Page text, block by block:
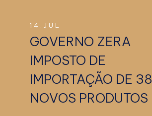
14.JUL
GOVERNO ZERA
IMPOSTO DE
IMPORTAÇÃO DE 38
NOVOS PRODUTOS